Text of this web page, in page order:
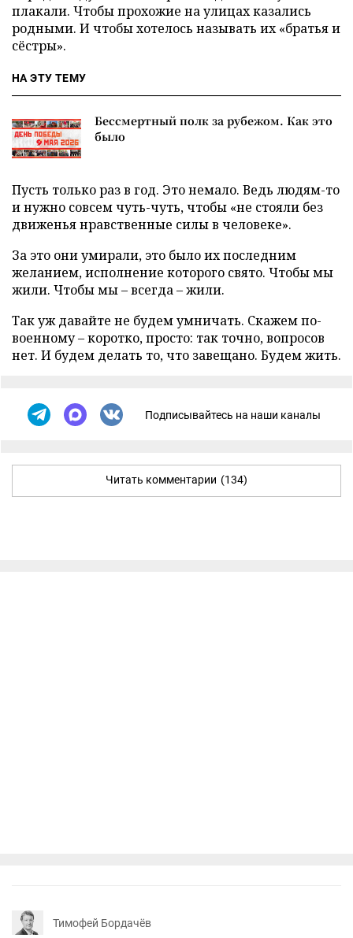
плакали. Чтобы прохожие на улицах казались
родными. И чтобы хотелось называть их «братья и
сёстры».
НА ЭТУ ТЕМУ
Бессмертный полк за рубежом. Как это
было
Пусть только раз в год. Это немало. Ведь людям-то
и нужно совсем чуть-чуть, чтобы «не стояли без
движенья нравственные силы в человеке».
За это они умирали, это было их последним
желанием, исполнение которого свято. Чтобы мы
жили. Чтобы мы – всегда – жили.
Так уж давайте не будем умничать. Скажем по-
военному – коротко, просто: так точно, вопросов
нет. И будем делать то, что завещано. Будем жить.
Подписывайтесь на наши каналы
Читать комментарии (134)
Тимофей Бордачёв